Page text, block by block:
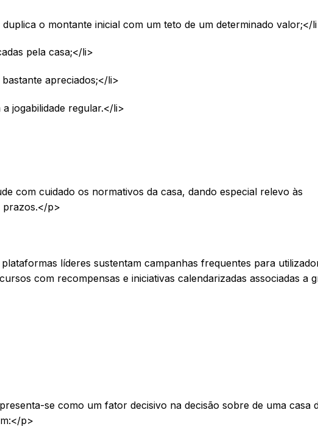
o montante inicial com um teto de um determinado valor;</
pela casa;</li>
apreciados;</li>
jogabilidade regular.</li>
com cuidado os normativos da casa, dando especial relevo às
prazos.</p>
líderes sustentam campanhas frequentes para
com recompensas e iniciativas calendarizadas associadas a
se como um fator decisivo na decisão sobre de uma casa
p>